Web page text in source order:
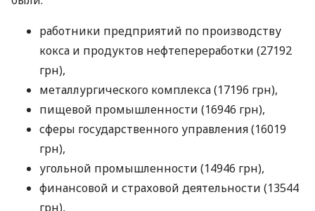
работники предприятий по производству
кокса и продуктов нефтепереработки (27192
грн),
металлургического комплекса (17196 грн),
пищевой промышленности (16946 грн),
сферы государственного управления (16019
грн),
угольной промышленности (14946 грн),
финансовой и страховой деятельности (13544
грн),